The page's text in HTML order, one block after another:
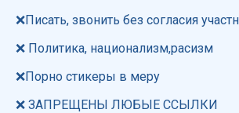
❌Писать, звонить без согласия
❌ Политика, национализм,расизм
❌Порно стикеры в меру
❌ ЗАПРЕЩЕНЫ ЛЮБЫЕ ССЫЛКИ